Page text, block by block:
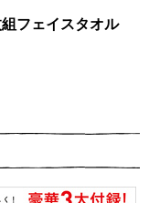
フェイスタオル